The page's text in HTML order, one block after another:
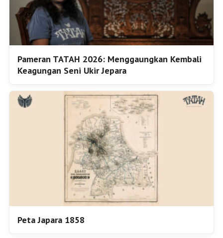
Pameran TATAH 2026: Menggaungkan Kembali
Keagungan Seni Ukir Jepara
Peta Japara 1858